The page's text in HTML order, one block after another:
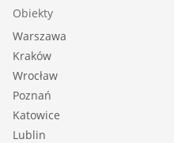
Obiekty
Warszawa
Kraków
Wrocław
Poznań
Katowice
Lublin